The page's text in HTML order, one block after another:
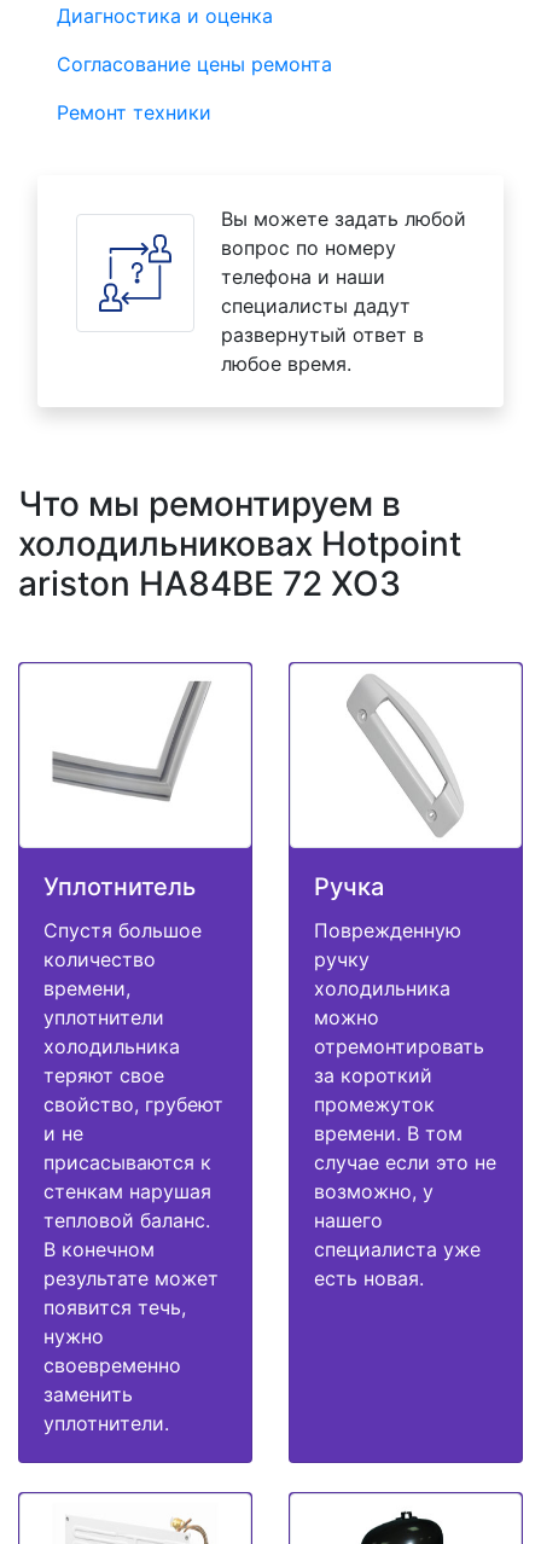
Диагностика и оценка
Согласование цены ремонта
Ремонт техники
Вы можете задать любой
вопрос по номеру
телефона и наши
специалисты дадут
развернутый ответ в
любое время.
Что мы ремонтируем в
холодильниковах Hotpoint
ariston HA84BE 72 XO3
Уплотнитель
Спустя большое
количество
времени,
уплотнители
холодильника
теряют свое
свойство, грубеют
и не
присасываются к
стенкам нарушая
тепловой баланс.
В конечном
результате может
появится течь,
нужно
своевременно
заменить
уплотнители.
Ручка
Поврежденную
ручку
холодильника
можно
отремонтировать
за короткий
промежуток
времени. В том
случае если это не
возможно, у
нашего
специалиста уже
есть новая.